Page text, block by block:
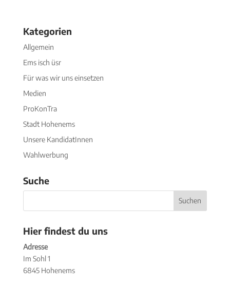
Kategorien
Allgemein
Ems isch üsr
Für was wir uns einsetzen
Medien
ProKonTra
Stadt Hohenems
Unsere KandidatInnen
Wahlwerbung
Suche
Hier findest du uns
Adresse
Im Sohl 1
6845 Hohenems